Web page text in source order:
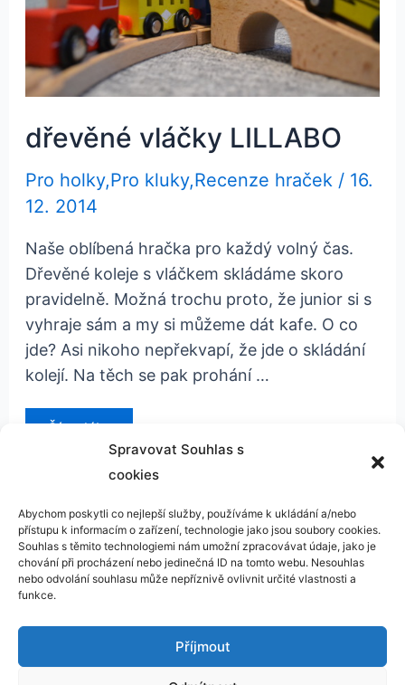
Spravovat Souhlas s
cookies
Abychom poskytli co nejlepší služby, používáme k ukládání a/nebo
přístupu k informacím o zařízení, technologie jako jsou soubory cookies.
Souhlas s těmito technologiemi nám umožní zpracovávat údaje, jako je
chování při procházení nebo jedinečná ID na tomto webu. Nesouhlas
nebo odvolání souhlasu může nepříznivě ovlivnit určité vlastnosti a
funkce.
Příjmout
dřevěné vláčky LILLABO
Pro holky,Pro kluky,Recenze hraček/ 16.
12. 2014
Naše oblíbená hračka pro každý volný čas.
Dřevěné koleje s vláčkem skládáme skoro
pravidelně. Možná trochu proto, že junior si s
vyhraje sám a my si můžeme dát kafe. O co
jde? Asi nikoho nepřekvapí, že jde o skládání
kolejí. Na těch se pak prohání …
dřevěné
Číst dál »
Kontakt
GDPR